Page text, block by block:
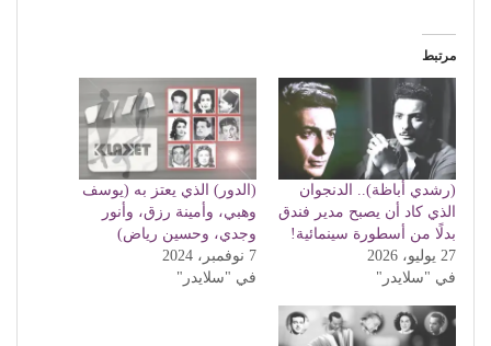
مرتبط
(رشدي أباظة).. الدنجوان
الذي كاد أن يصبح مدير فندق
بدلًا من أسطورة سينمائية!
27 يوليو، 2026
في "سلايدر"
(الدور) الذي يعتز به (يوسف
وهبي، وأمينة رزق، وأنور
وجدي، وحسين رياض)
7 نوفمبر، 2024
في "سلايدر"